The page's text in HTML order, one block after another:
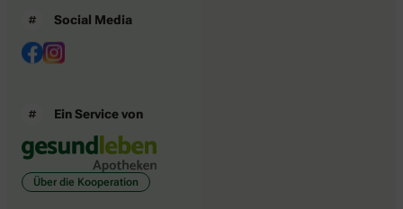
Social Media
Ein Service von
Über die Kooperation